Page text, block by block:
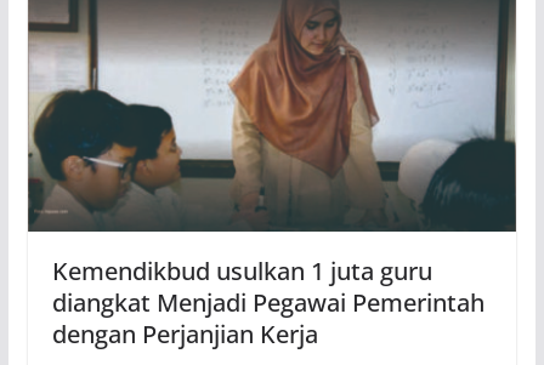
Kemendikbud usulkan 1 juta guru
diangkat Menjadi Pegawai Pemerintah
dengan Perjanjian Kerja